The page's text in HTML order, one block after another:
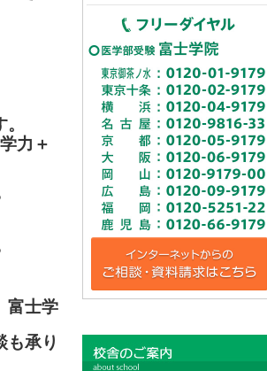
力＋
富士学
も承り